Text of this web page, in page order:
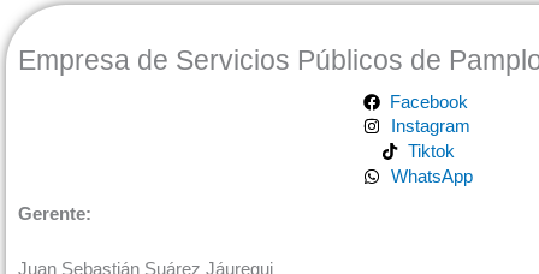
Empresa de Servicios Públicos de
Facebook
Instagram
Tiktok
WhatsApp
Gerente:
Juan Sebastián Suárez Jáuregui